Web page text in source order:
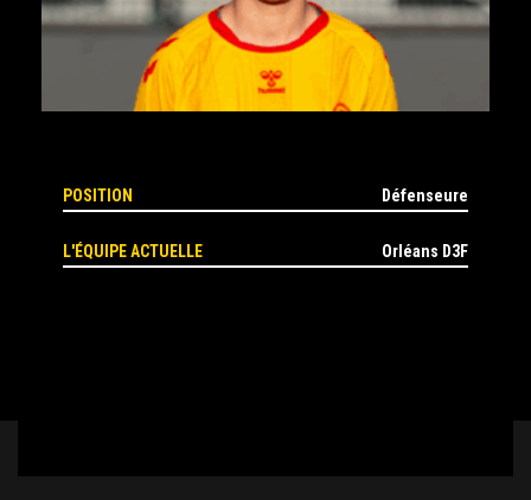
POSITION Défenseure
L'ÉQUIPE ACTUELLE Orléans D3F